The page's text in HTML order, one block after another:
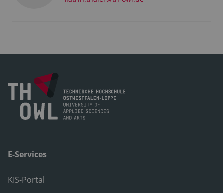
E-Services
KIS-Portal